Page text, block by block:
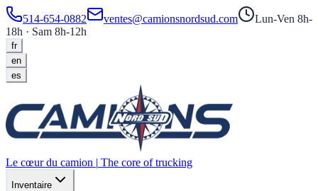
514-654-0882 ventes@camionsnordsud.com
Lun-Ven 8h-
18h · Sam 8h-12h
fr
en
es
Le cœur du camion | The core of trucking
Inventaire